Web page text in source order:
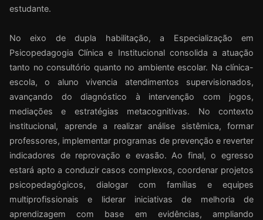
estudante.
No eixo de dupla habilitação, a Especialização em
Psicopedagogia Clínica e Institucional consolida a atuação
tanto no consultório quanto no ambiente escolar. Na clínica-
escola, o aluno vivencia atendimentos supervisionados,
avançando do diagnóstico à intervenção com jogos,
mediações e estratégias metacognitivas. No contexto
institucional, aprende a realizar análise sistêmica, formar
professores, implementar programas de prevenção e reverter
indicadores de reprovação e evasão. Ao final, o egresso
estará apto a conduzir casos complexos, coordenar projetos
psicopedagógicos, dialogar com famílias e equipes
multiprofissionais e liderar iniciativas de melhoria de
aprendizagem com base em evidências, ampliando